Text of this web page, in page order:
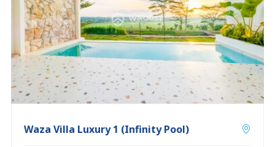
Waza Villa Luxury 1 (Infinity Pool)